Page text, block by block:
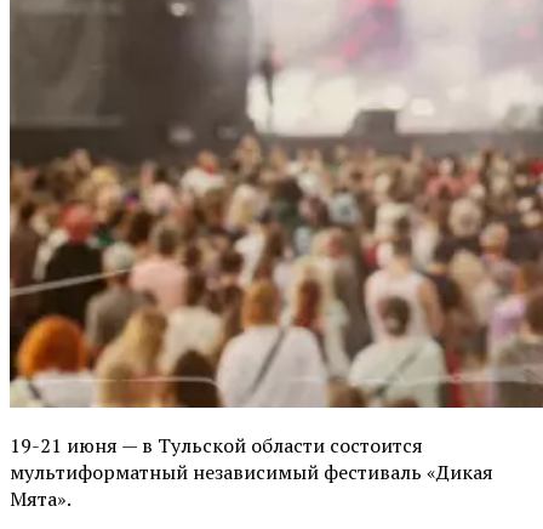
19-21 июня — в Тульской области состоится
мультиформатный независимый фестиваль «Дикая
Мята».